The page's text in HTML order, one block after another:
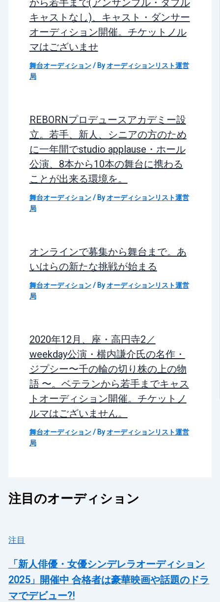
から若手まで(アンサンブル・ダブル
キャストなし)、キャスト・ダンサー
オーディション開催。チケットノル
マはございませ
舞台オーディション/ Byオーディションリスト運営
局
REBORNプロデュースアカデミー設
立。若手、新人、シニアの方のため
に一年間でstudio applause・ホール
公演、8本から10本の舞台に携わる
ことが出来る環境を。
舞台オーディション/ Byオーディションリスト運営
局
オンラインで募集から舞台まで。あ
いはらの新たな挑戦が始まる
舞台オーディション/ Byオーディションリスト運営
局
2020年12月、座・高円寺2／
weekday公演・横内謙介氏の名作・
ジプシー〜千の輪の切り株の上の物
語 〜。ベテランから若手までキャス
トオーディション開催。チケットノ
ルマはございません。
舞台オーディション/ Byオーディションリスト運営
局
注目のオーディション
注目
「新人俳優・女優シンデレラオーディション
2025」開催中 合格者は豪華映画や話題のドラ
マでデビュー?!